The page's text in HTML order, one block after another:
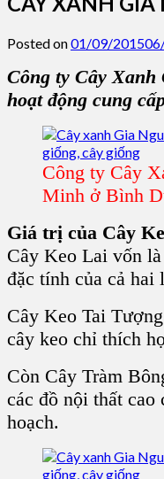
Posted on01/09/2015
Công ty Cây
hoạt động cung
Công ty Cây
Minh ở Bình
Giá trị của Cây
Cây Keo Lai vốn
đặc tính của cả hai
Cây Keo Tai
cây keo chỉ thích
Còn Cây Tràm
các đồ nội thất
hoạch.